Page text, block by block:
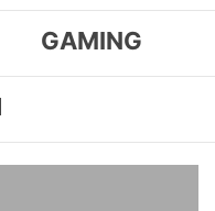
GAMING